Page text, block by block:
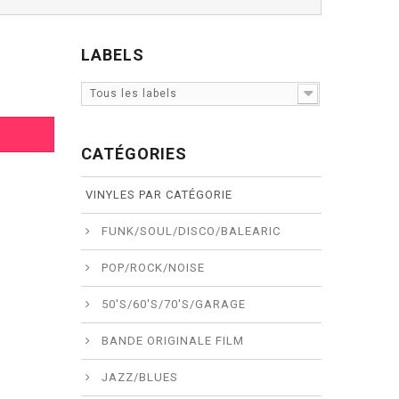
LABELS
Tous les labels
CATÉGORIES
VINYLES PAR CATÉGORIE
FUNK/SOUL/DISCO/BALEARIC
POP/ROCK/NOISE
50'S/60'S/70'S/GARAGE
BANDE ORIGINALE FILM
JAZZ/BLUES